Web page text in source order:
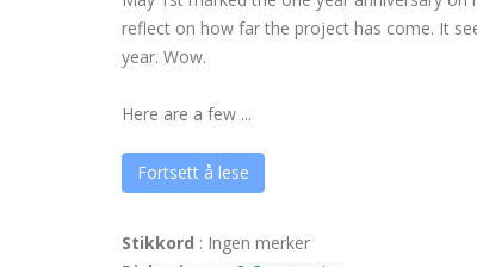
reflect on how far the project has come. It
year. Wow.
Here are a few ...
Fortsett å lese
Stikkord : Ingen merker